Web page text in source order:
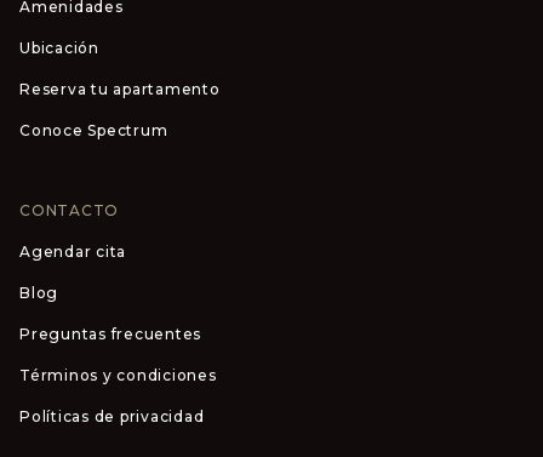
Amenidades
Ubicación
Reserva tu apartamento
Conoce Spectrum
CONTACTO
Agendar cita
Blog
Preguntas frecuentes
Términos y condiciones
Políticas de privacidad